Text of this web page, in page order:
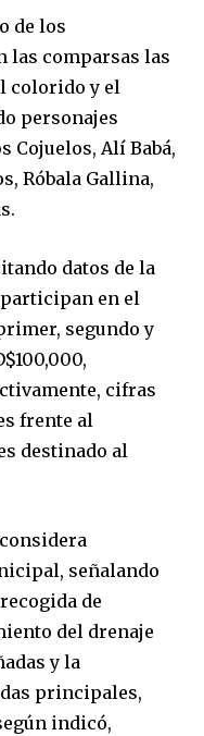
de los
las comparsas las
colorido y el
personajes
Cojuelos, Alí Babá,
Róbala Gallina,
datos de la
participan en el
segundo y
cifras
frente al
destinado al
señalando
de
del drenaje
y la
principales,
indicó,